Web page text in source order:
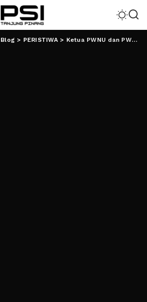
Blog > PERISTIWA> Ketua PWNU dan PWM Lampung Dianugrahi Penghargaan oleh Polri